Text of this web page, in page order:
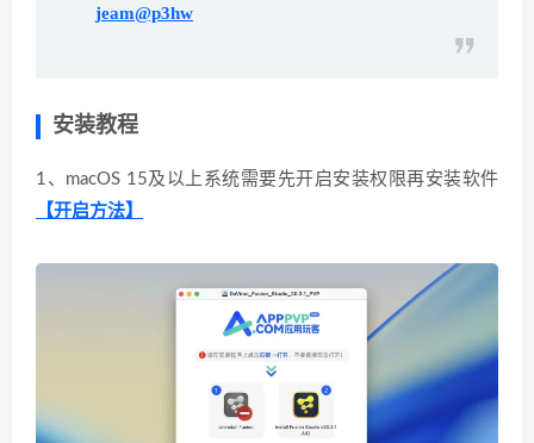
jeam@p3hw
安装教程
1、macOS 15及以上系统需要先开启安装权限再安装软件
【开启方法】